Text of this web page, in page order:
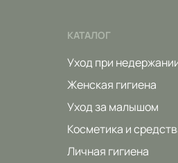
КАТАЛОГ
Уход при
Женская гигиена
Уход за малышом
Косметика и
Личная гигиена